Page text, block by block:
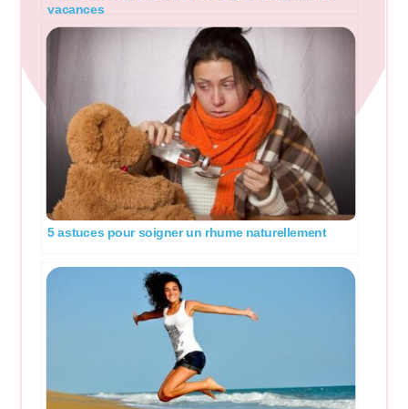
vacances
5 astuces pour soigner un rhume naturellement